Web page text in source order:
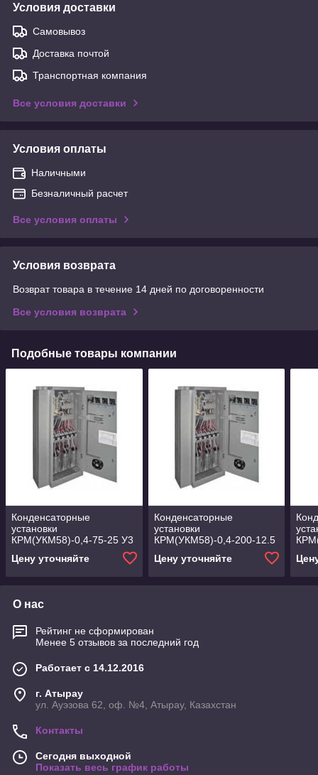
Условия доставки
Самовывоз
Доставка почтой
Транспортная компания
Все условия доставки
Условия оплаты
Наличными
Безналичный расчет
Все условия оплаты
Условия возврата
Возврат товара в течение 14 дней по договоренности
Все условия возврата
Подобные товары компании
Конденсаторные
установки
КРМ(УКМ58)-0,4-75-25 У3
Цену уточняйте
Конденсаторные
установки
КРМ(УКМ58)-0,4-200-12.5
Цену уточняйте
О нас
Рейтинг не сформирован
Менее 5 отзывов за последний год
Работает с 14.12.2016
г. Атырау
ул. Ауэзова 62, оф. №4, Атырау, Казахстан
Контакты
Сегодня выходной
Показать весь график работы